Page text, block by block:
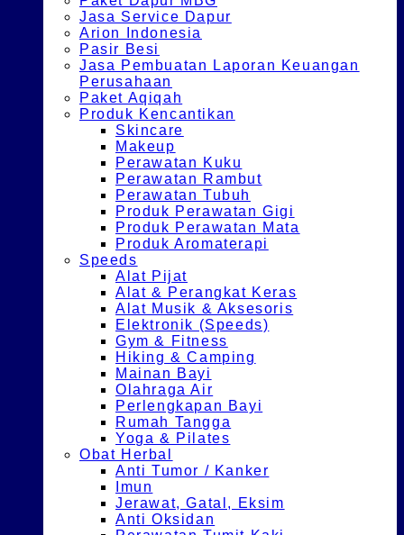
Jasa Service Dapur
Arion Indonesia
Pasir Besi
Jasa Pembuatan Laporan Keuangan
Perusahaan
Paket Aqiqah
Produk Kencantikan
Skincare
Makeup
Perawatan Kuku
Perawatan Rambut
Perawatan Tubuh
Produk Perawatan Gigi
Produk Perawatan Mata
Produk Aromaterapi
Speeds
Alat Pijat
Alat & Perangkat Keras
Alat Musik & Aksesoris
Elektronik (Speeds)
Gym & Fitness
Hiking & Camping
Mainan Bayi
Olahraga Air
Perlengkapan Bayi
Rumah Tangga
Yoga & Pilates
Obat Herbal
Anti Tumor / Kanker
Imun
Jerawat, Gatal, Eksim
Anti Oksidan